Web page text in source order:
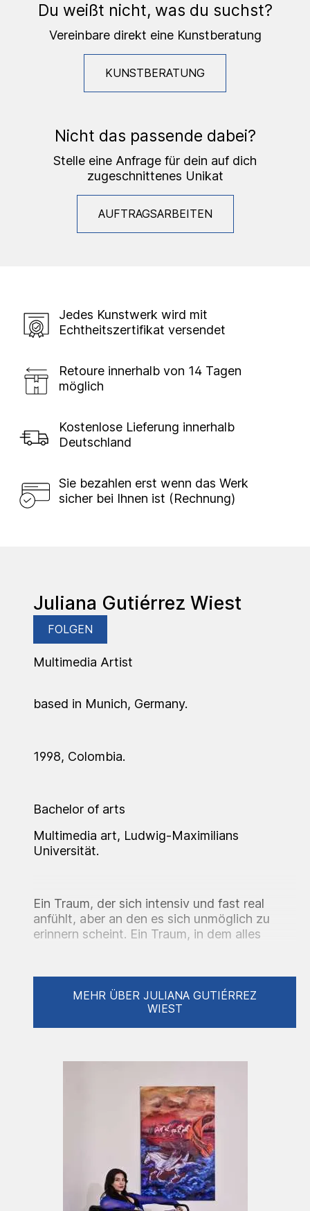
Du weißt nicht, was du suchst?
Vereinbare direkt eine Kunstberatung
KUNSTBERATUNG
Nicht das passende dabei?
Stelle eine Anfrage für dein auf dich
zugeschnittenes Unikat
AUFTRAGSARBEITEN
Jedes Kunstwerk wird mit
Echtheitszertifikat versendet
Retoure innerhalb von 14 Tagen
möglich
Kostenlose Lieferung innerhalb
Deutschland
Sie bezahlen erst wenn das Werk
sicher bei Ihnen ist (Rechnung)
Juliana Gutiérrez Wiest
FOLGEN
Multimedia Artist
based in Munich, Germany.
1998, Colombia.
Bachelor of arts
Multimedia art, Ludwig-Maximilians
Universität.
Ein Traum, der sich intensiv und fast real
anfühlt, aber an den es sich unmöglich zu
erinnern scheint. Ein Traum, in dem alles
ausdrücken kann. Dort findet Juliana ihre
Inspiration. Genau wie die Surrealisten
wendet sie die Technik des Automatischen
Zeichnen an, Träume im noch halb bewussten
kolumbianische Heimat verkörpern, mit
präzise gemalten Skulpturen, die optisch an
die europäische Klassik erinnern. Diese stellen
die Menschen dar, die Teil unseres Lebens
sind oder es beeinflussen. Einige mit mehr
Intensität, andere nur leicht, schon fast in
Vergessenheit geraten. Trotzdem ist/war
jeder von ihnen von Bedeutung. Auch Träume
MEHR ÜBER JULIANA GUTIÉRREZ
WIEST